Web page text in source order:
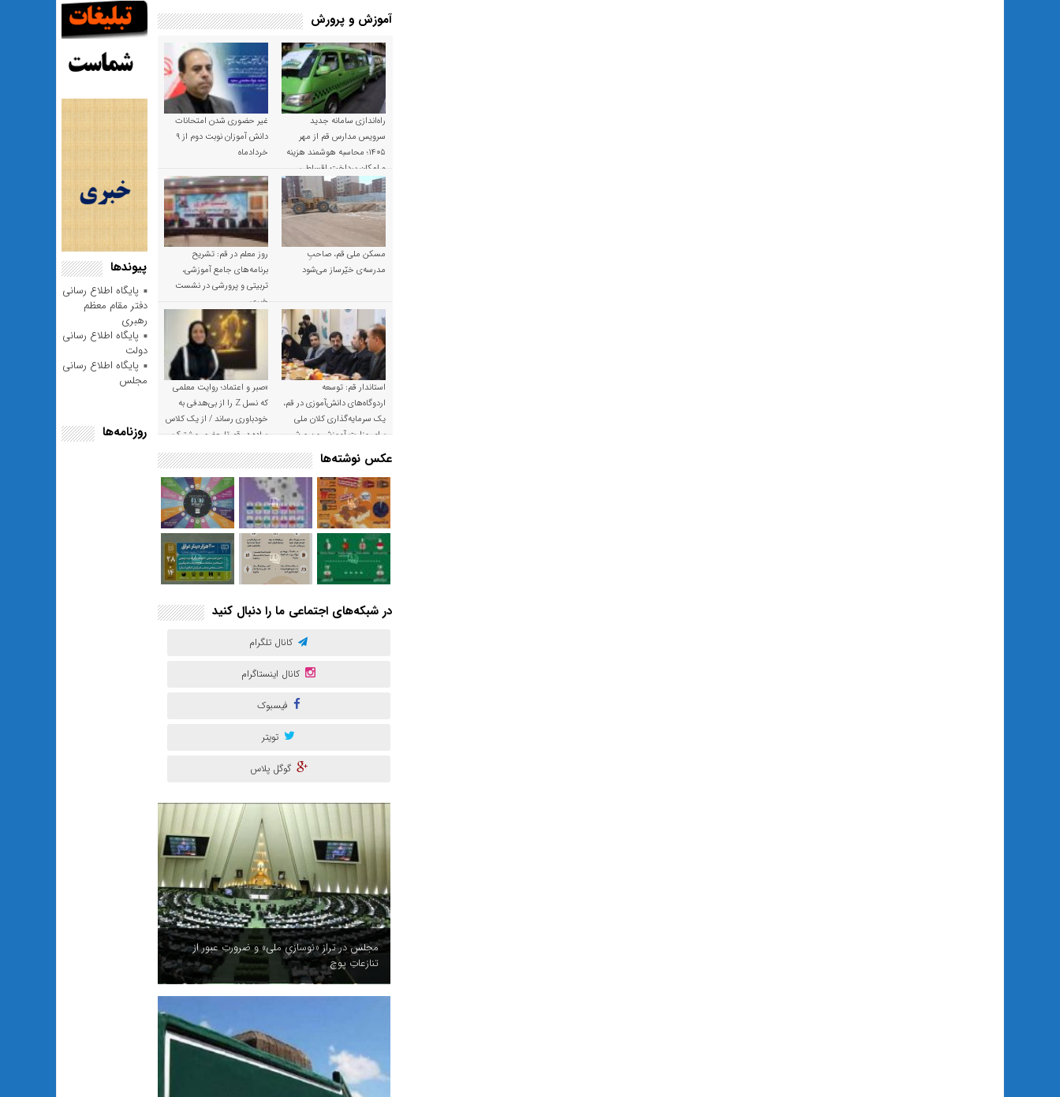
آموزش و پرورش
راه‌اندازی سامانه جدید
سرویس مدارس قم از مهر
۱۴۰۵؛ محاسبه هوشمند هزینه
و امکان پرداخت اقساطی
غیر حضوری شدن امتحانات
دانش آموزان نوبت دوم از ۹
خردادماه
مسکن ملی قم، صاحبِ
مدرسه‌ی خیّرساز می‌شود
روز معلم در قم: تشریح
برنامه‌های جامع آموزشی،
تربیتی و پرورشی در نشست
خبری
استاندار قم: توسعه
اردوگاه‌های دانش‌آموزی در قم،
یک سرمایه‌گذاری کلان ملی
برای وزارت آموزش و پرورش
است
«صبر و اعتماد؛ روایت معلمی
که نسل Z را از بی‌هدفی به
خودباوری رساند / از یک کلاس
ساده در قم تا حضور مشترک
معلم و هنرجویان در مهم‌ترین
گالری قرآنی هوش مصنوعی
تهران
عکس نوشته‌ها
در شبکه‌های اجتماعی ما را دنبال کنید
کانال تلگرام
کانال اینستاگرام
فیسبوک
تویتر
گوگل پلاس
مجلس در ترازِ «نوسازیِ ملی» و ضرورتِ عبور از
تنازعاتِ پوچ
صمت قم در خواب؛ شعار سال روی هوا!!
پیوندها
پایگاه اطلاع رسانی
دفتر مقام معظم
رهبری
پایگاه اطلاع رسانی
دولت
پایگاه اطلاع رسانی
مجلس
روزنامه‌ها